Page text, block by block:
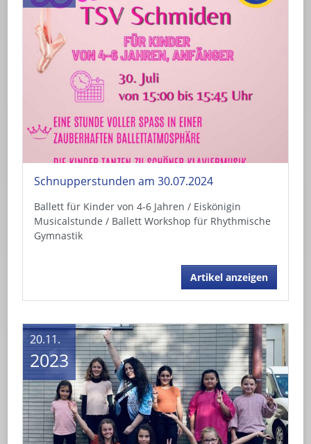
Schnupperstunden am 30.07.2024
Ballett für Kinder von 4-6 Jahren / Eiskönigin
Musicalstunde / Ballett Workshop für Rhythmische
Gymnastik
Artikel anzeigen
20.11.
2023